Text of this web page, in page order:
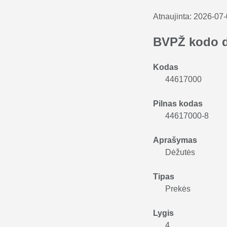
Atnaujinta: 2026-
BVPŽ kodo
Kodas
44617000
Pilnas kodas
44617000-8
Aprašymas
Dėžutės
Tipas
Prekės
Lygis
4